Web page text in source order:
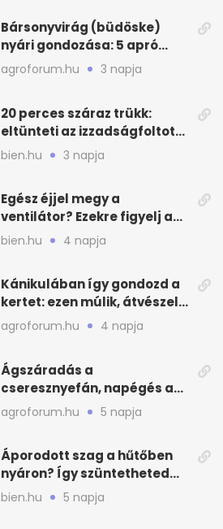
Bársonyvirág (büdöske)
nyári gondozása: 5 apró
lépés a dús virágzásért
agroforum.hu 3 napja
20 perces száraz trükk:
eltünteti az izzadságfoltot
és a szagot a matracról
bien.hu 3 napja
Egész éjjel megy a
ventilátor? Ezekre figyelj a
hőségben alvásnál
bien.hu 4 napja
Kánikulában így gondozd a
kertet: ezen múlik, átvészeli-
e a hőséget
agroforum.hu 4 napja
Ágszáradás a
cseresznyefán, napégés a
kajszin: mit tehetsz most?
agroforum.hu 5 napja
Áporodott szag a hűtőben
nyáron? Így szüntetheted
meg olcsón
bien.hu 5 napja